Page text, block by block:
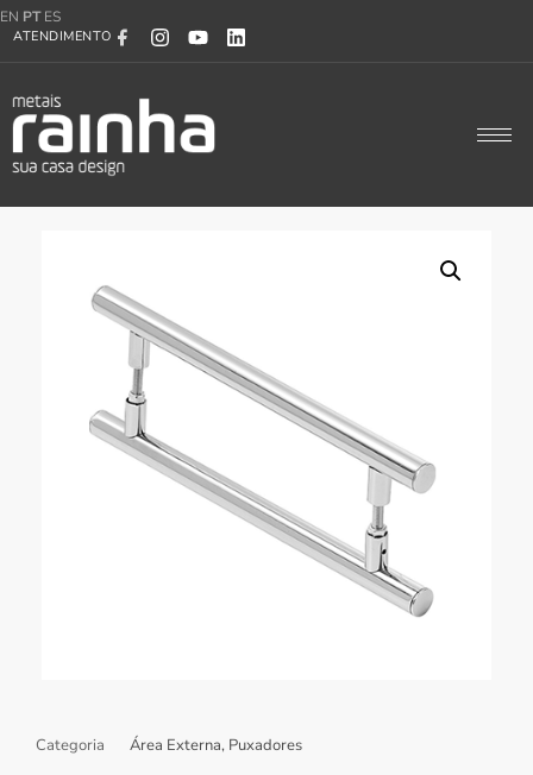
EN PT ES
ATENDIMENTO
Categoria Área Externa, Puxadores